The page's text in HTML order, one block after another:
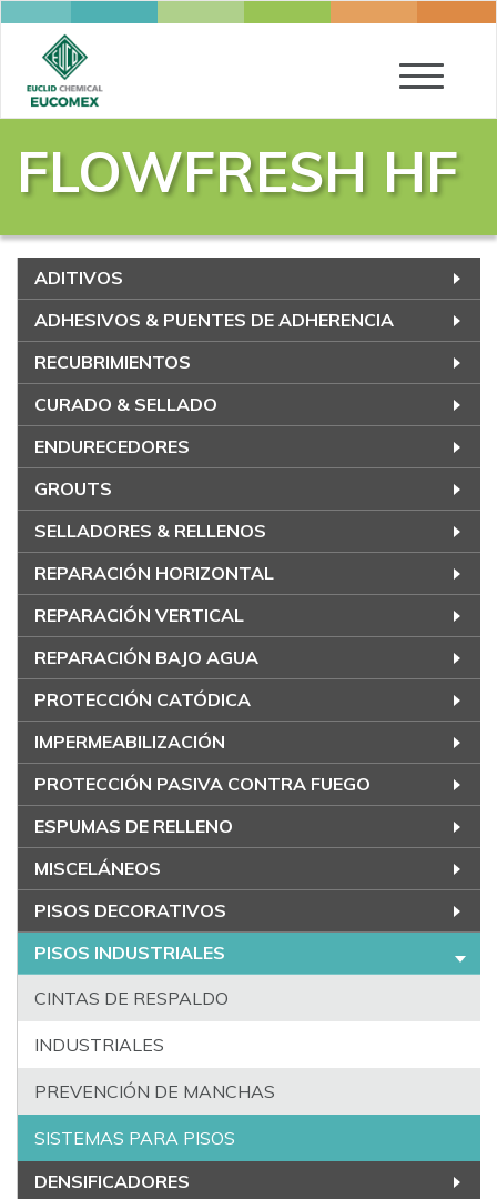
Toggle
FLOWFRESH HF
ADITIVOS
ADHESIVOS & PUENTES DE ADHERENCIA
RECUBRIMIENTOS
CURADO & SELLADO
ENDURECEDORES
GROUTS
SELLADORES & RELLENOS
REPARACIÓN HORIZONTAL
REPARACIÓN VERTICAL
REPARACIÓN BAJO AGUA
PROTECCIÓN CATÓDICA
IMPERMEABILIZACIÓN
PROTECCIÓN PASIVA CONTRA FUEGO
ESPUMAS DE RELLENO
MISCELÁNEOS
PISOS DECORATIVOS
PISOS INDUSTRIALES
CINTAS DE RESPALDO
INDUSTRIALES
PREVENCIÓN DE MANCHAS
SISTEMAS PARA PISOS
DENSIFICADORES